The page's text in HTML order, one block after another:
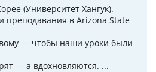
(Университет Хангук).
преподавания в Arizona State
— чтобы наши уроки были
— а вдохновляются. ...